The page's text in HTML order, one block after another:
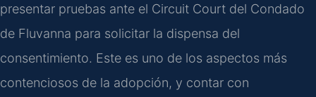
presentar pruebas ante el Circuit Court del Condado
de Fluvanna para solicitar la dispensa del
consentimiento. Este es uno de los aspectos más
contenciosos de la adopción, y contar con